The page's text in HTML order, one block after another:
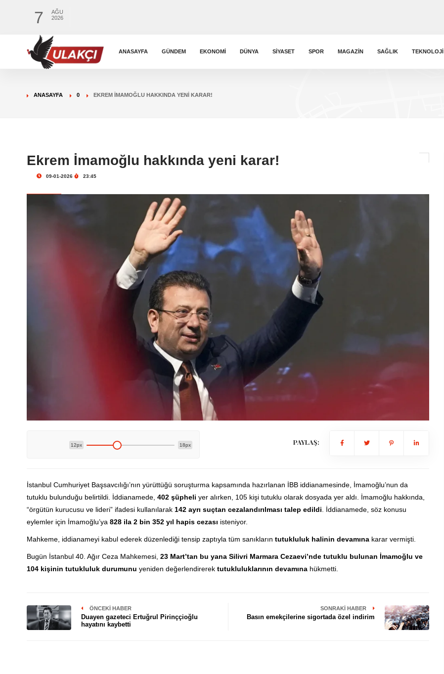
7
AĞU
2026
ANASAYFA GÜNDEM EKONOMI DÜNYA SIYASET SPOR MAGAZIN SAĞLIK TEKNOLOJI
ANASAYFA 0 EKREM İMAMOĞLU HAKKINDA YENI KARAR!
Ekrem İmamoğlu hakkında yeni karar!
09-01-2026 23:45
12px 18px PAYLAŞ:
İstanbul Cumhuriyet Başsavcılığı’nın yürüttüğü soruşturma kapsamında hazırlanan İBB iddianamesinde, İmamoğlu’nun da
tutuklu bulunduğu belirtildi. İddianamede, 402 şüpheli yer alırken, 105 kişi tutuklu olarak dosyada yer aldı. İmamoğlu hakkında,
“örgütün kurucusu ve lideri” ifadesi kullanılarak 142 ayrı suçtan cezalandırılması talep edildi . İddianamede, söz konusu
eylemler için İmamoğlu’ya 828 ila 2 bin 352 yıl hapis cezası isteniyor.
Mahkeme, iddianameyi kabul ederek düzenlediği tensip zaptıyla tüm sanıkların tutukluluk halinin devamınakarar vermişti.
Bugün İstanbul 40. Ağır Ceza Mahkemesi, 23 Mart’tan bu yana Silivri Marmara Cezaevi’nde tutuklu bulunan İmamoğlu ve
104 kişinin tutukluluk durumunu yeniden değerlendirerek tutukluluklarının devamınahükmetti.
ÖNCEKI HABER
Duayen gazeteci Ertuğrul Pirinççioğlu
hayatını kaybetti
SONRAKI HABER
Basın emekçilerine sigortada özel indirim